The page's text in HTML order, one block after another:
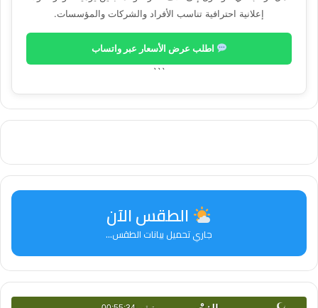
إعلانية احترافية تناسب الأفراد والشركات والمؤسسات.
اطلب عرض الأسعار عبر واتساب
```
الطقس الآن
جاري تحميل بيانات الطقس...